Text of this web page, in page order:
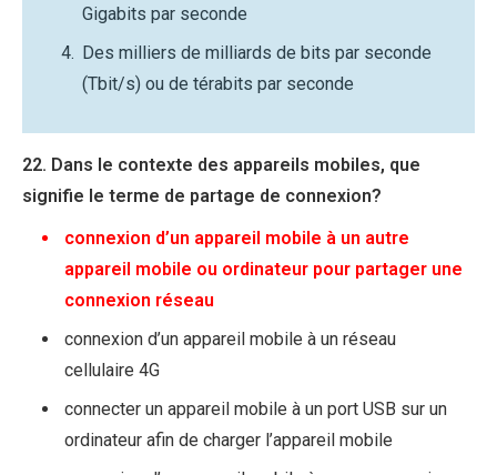
Gigabits par seconde
Des milliers de milliards de bits par seconde
(Tbit/s) ou de térabits par seconde
22. Dans le contexte des appareils mobiles, que
signifie le terme de partage de connexion?
connexion d’un appareil mobile à un autre
appareil mobile ou ordinateur pour partager une
connexion réseau
connexion d’un appareil mobile à un réseau
cellulaire 4G
connecter un appareil mobile à un port USB sur un
ordinateur afin de charger l’appareil mobile